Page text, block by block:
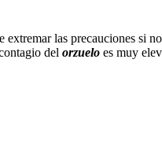
las precauciones si
del orzuelo es muy